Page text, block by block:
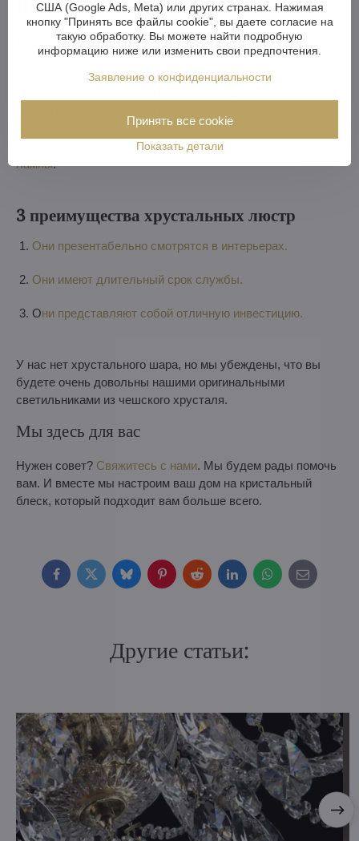
Использование кристалла
Благодаря своим свойствам хрусталь не используется
для производства товаров повседневного спроса, а
применяется в основном в декоративных и
рустальные потолочные светильники,
современные хрустальные люстры
лампы.
3 преимущества хрустальных люстр
Они презентабельно смотрятся в интерьерах.
Они имеют длительный срок службы.
Они представляют собой отличную инвестицию.
У нас нет хрустального шара, но мы убеждены, что вы
будете очень довольны нашими оригинальными
светильниками из чешского хрусталя.
Мы здесь для вас
Нужен совет? Свяжитесь с нами. Мы будем рады помочь
вам. И вместе мы настроим ваш дом на кристальный
блеск, который подходит вам больше всего.
FacebookTwitterBlueskyPinterestRedditLinkedInWhatsApp
E-
mail
Другие статьи:
США (Google Ads, Meta) или других странах. Нажимая
кнопку "Принять все файлы cookie", вы даете согласие на
такую обработку. Вы можете найти подробную
информацию ниже или изменить свои предпочтения.
Заявление о конфиденциальности
Показать детали
Принять все cookie